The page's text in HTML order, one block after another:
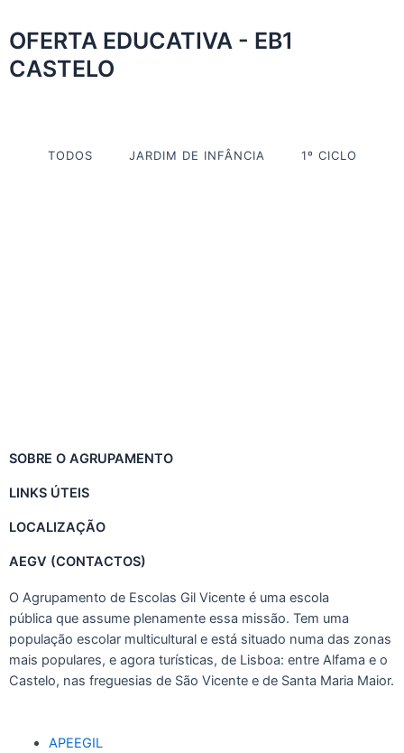
OFERTA EDUCATIVA - EB1
CASTELO
TODOS JARDIM DE INFÂNCIA 1º CICLO
SOBRE O AGRUPAMENTO
LINKS ÚTEIS
LOCALIZAÇÃO
AEGV (CONTACTOS)
O Agrupamento de Escolas Gil Vicente é uma escola
pública que assume plenamente essa missão. Tem uma
população escolar multicultural e está situado numa das zonas
mais populares, e agora turísticas, de Lisboa: entre Alfama e o
Castelo, nas freguesias de São Vicente e de Santa Maria Maior.
APEEGIL